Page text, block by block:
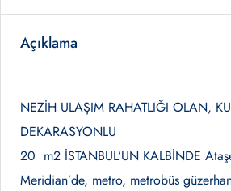
Açıklama
NEZİH ULAŞIM RAHATLIĞI OLAN,
DEKARASYONLU
20 m2 İSTANBUL’UN KALBİNDE
Meridian’de, metro, metrobüs